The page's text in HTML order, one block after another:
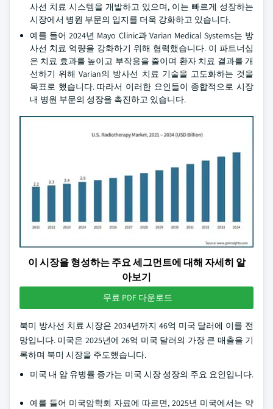
사선 치료 시스템을 개발하고 있으며, 이는 빠르게 성장하는
시장에서 병원 부문의 입지를 더욱 강화하고 있습니다.
예를 들어 2024년 Mayo Clinic과 Varian Medical Systems는 방
사선 치료 역량을 강화하기 위해 협력했습니다. 이 파트너십
은 치료 효과를 높이고 부작용을 줄이며 환자 치료 결과를 개
선하기 위해 Varian의 방사선 치료 기술을 고도화하는 것을
목표로 했습니다. 따라서 이러한 요인들이 종합적으로 시장
내 병원 부문의 성장을 촉진하고 있습니다.
이 시장을 형성하는 주요 세그먼트에 대해 자세히 알
아보기
무료 PDF 다운로드
북미 방사선 치료 시장은 2034년까지 46억 미국 달러에 이를 전
망입니다. 미국은 2025년에 26억 미국 달러의 가장 큰 매출을 기
록하며 북미 시장을 주도했습니다.
미국 내 암 유병률 증가는 미국 시장 성장의 주요 요인입니다.
예를 들어 미국암학회 자료에 따르면, 2025년 미국에서는 약